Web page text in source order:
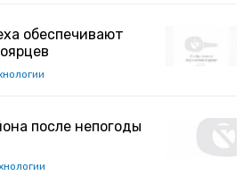
обеспечивают
после непогоды